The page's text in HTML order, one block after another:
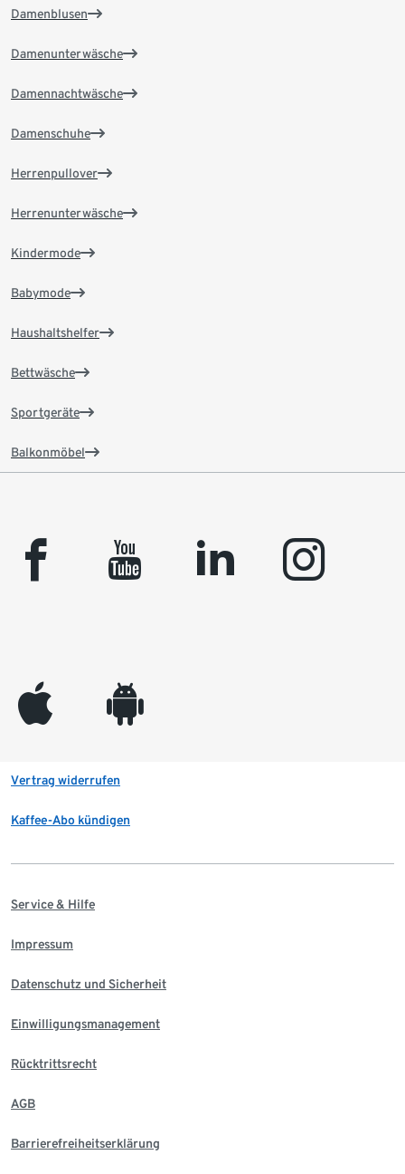
Damenblusen
Damenunterwäsche
Damennachtwäsche
Damenschuhe
Herrenpullover
Herrenunterwäsche
Kindermode
Babymode
Haushaltshelfer
Bettwäsche
Sportgeräte
Balkonmöbel
facebook youtube linkedin instagram
appleinc android
Vertrag widerrufen
Kaffee-Abo kündigen
Service & Hilfe
Impressum
Datenschutz und Sicherheit
Einwilligungsmanagement
Rücktrittsrecht
AGB
Barrierefreiheitserklärung